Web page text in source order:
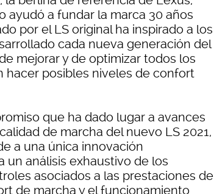
ayudó a fundar la marca 30 años
por el LS original ha inspirado a los
cada nueva generación del
mejorar y de optimizar todos los
hacer posibles niveles de confort
que ha dado lugar a avances
de marcha del nuevo LS 2021,
a una única innovación
un análisis exhaustivo de los
asociados a las prestaciones de
de marcha y el funcionamiento